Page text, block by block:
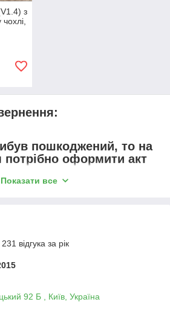
з
пошкоджений, то на
потрібно оформити акт
є, включаючи і
Ви не оглянули
виявилося
не вважатиметься
Показати все
відгука за рік
92 Б , Київ, Україна